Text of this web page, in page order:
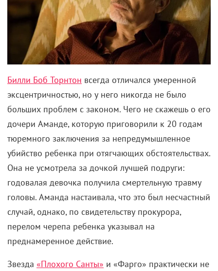
Уэс Андерсон
Комментарии
Поделиться
Читайте «КиноРепортер»
8 августа 2026
Лука Гуаданьино получит награду за вклад в
кинематограф
8 августа 2026
Чемпионат «АртМастерс» объявил
победителей юниорского сезона